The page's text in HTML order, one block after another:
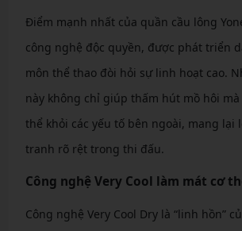
Điểm mạnh nhất của quần cầu lông
công nghệ độc quyền, được phát triển
môn thể thao đòi hỏi sự linh hoạt cao.
này không chỉ giúp thấm hút mồ hôi mà
thể khỏi các yếu tố bên ngoài, mang lại
tranh rõ rệt trong thi đấu.
Công nghệ Very Cool làm mát cơ
Công nghệ Very Cool Dry là “linh hồn”